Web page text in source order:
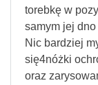
torebkę w
samym jej
Nic bardziej
się4nóżki
oraz